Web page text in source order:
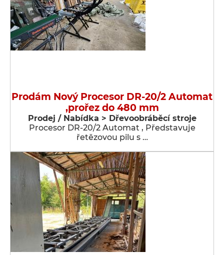
Prodám Nový Procesor DR-20/2 Automat
,prořez do 480 mm
Prodej / Nabídka > Dřevoobráběcí stroje
Procesor DR-20/2 Automat , Představuje
řetězovou pilu s …